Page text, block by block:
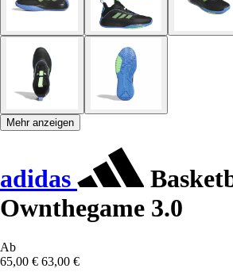
Mehr anzeigen
adidas
Ownthegame 3.0
Ab
65,00 € 63,00 €